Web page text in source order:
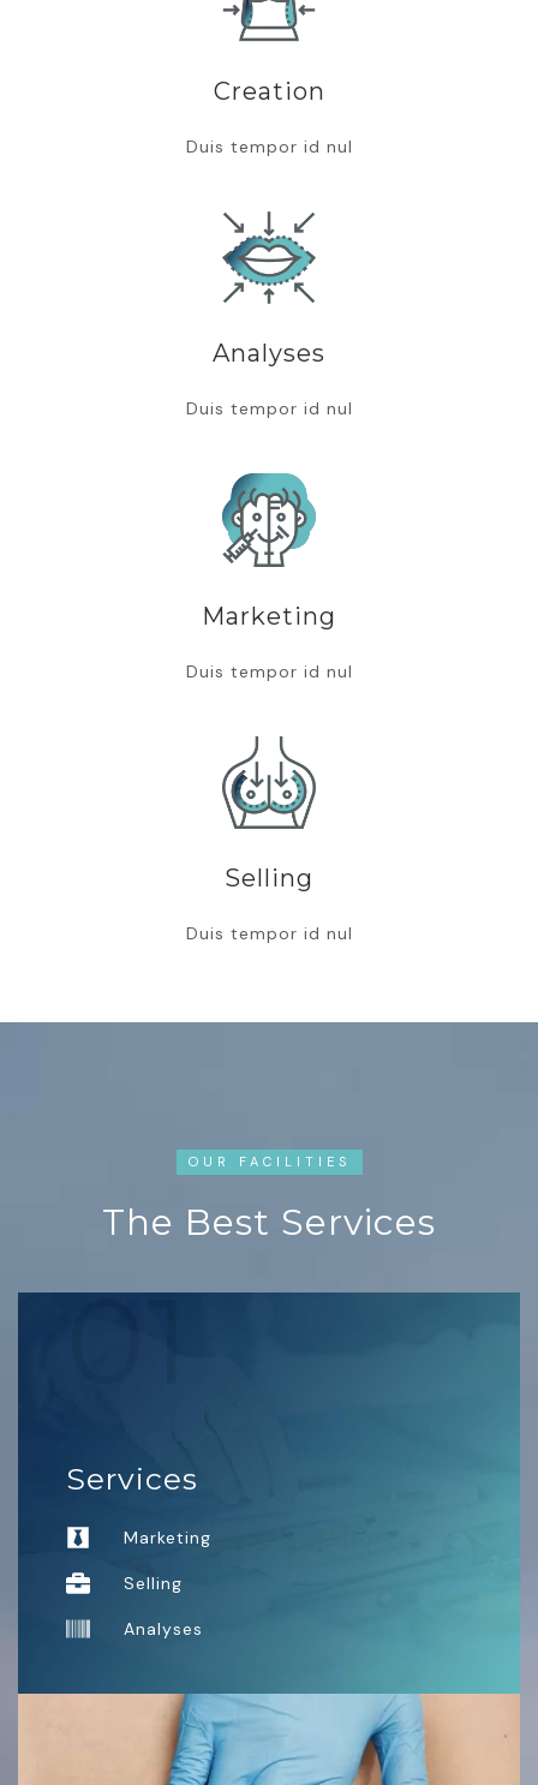
Creation
Duis tempor id nul
Analyses
Duis tempor id nul
Marketing
Duis tempor id nul
Selling
Duis tempor id nul
OUR FACILITIES
The Best Services
01
Services
Marketing
Selling
Analyses